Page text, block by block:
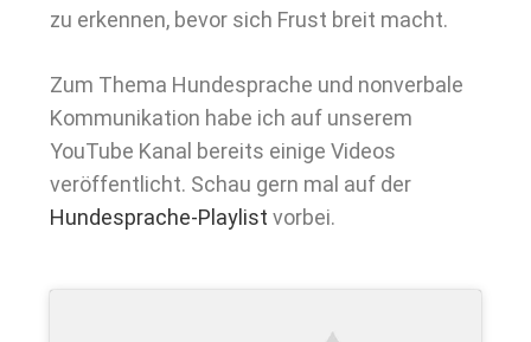
zu erkennen, bevor sich Frust breit macht.
Zum Thema Hundesprache und nonverbale
Kommunikation habe ich auf unserem
YouTube Kanal bereits einige Videos
veröffentlicht. Schau gern mal auf der
Hundesprache-Playlist vorbei.